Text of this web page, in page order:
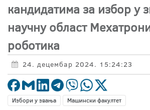
кандидатима за избор у
научну област
роботика
24. децембар 2024. 15:24:23
Избори у звања Машински факултет